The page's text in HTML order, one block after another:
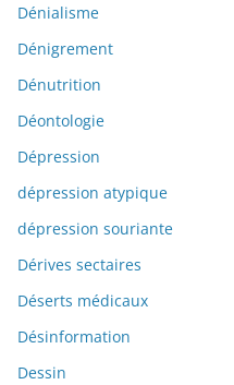
Dénialisme
Dénigrement
Dénutrition
Déontologie
Dépression
dépression atypique
dépression souriante
Dérives sectaires
Déserts médicaux
Désinformation
Dessin